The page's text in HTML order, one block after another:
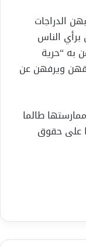
الدراجات
الناس
به “حرية
ويرفهن عن
طالما
على حقوق